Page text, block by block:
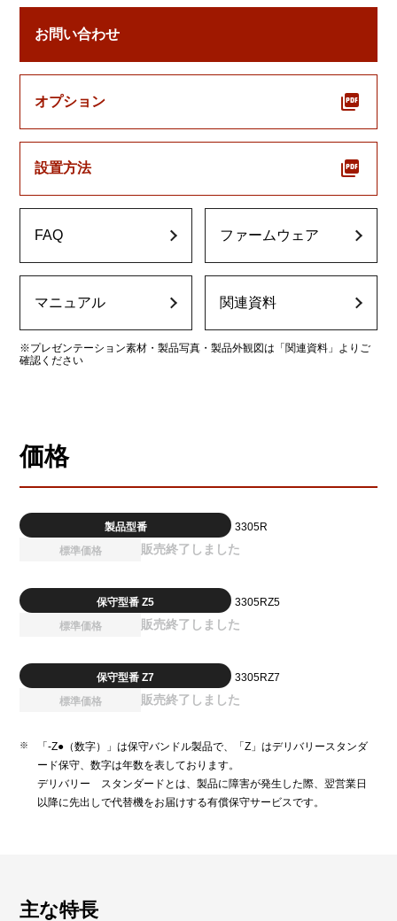
お問い合わせ
オプション
設置方法
FAQ ファームウェア
マニュアル 関連資料
※プレゼンテーション素材・製品写真・製品外観図は「関連資料」よりご
確認ください
価格
製品型番
3305R
標準価格
販売終了しました
保守型番 Z5
3305RZ5
標準価格
販売終了しました
保守型番 Z7
3305RZ7
標準価格
販売終了しました
「-Z●（数字）」は保守バンドル製品で、「Z」はデリバリースタンダ
ード保守、数字は年数を表しております。
デリバリー スタンダードとは、製品に障害が発生した際、翌営業日
以降に先出しで代替機をお届けする有償保守サービスです。
主な特長